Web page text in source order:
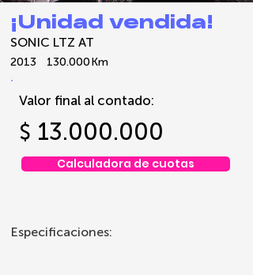
¡Unidad vendida!
SONIC LTZ AT
2013 130.000Km
Valor final al contado:
13.000.000
$
Calculadora de cuotas
Especificaciones: